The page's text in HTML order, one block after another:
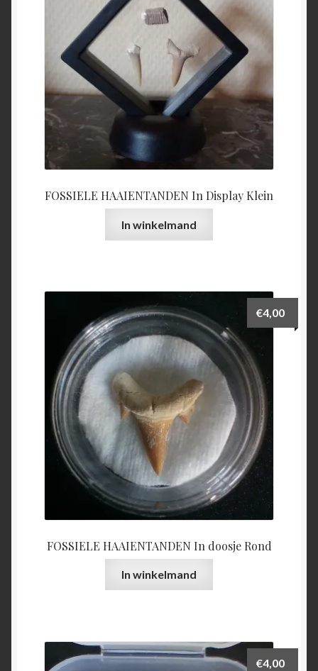
FOSSIELE HAAIENTANDEN In Display Klein
In winkelmand
FOSSIELE HAAIENTANDEN In doosje Rond
€4,00
In winkelmand
€4,00